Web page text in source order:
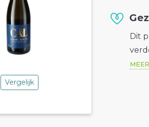
Vergelijk
Dit